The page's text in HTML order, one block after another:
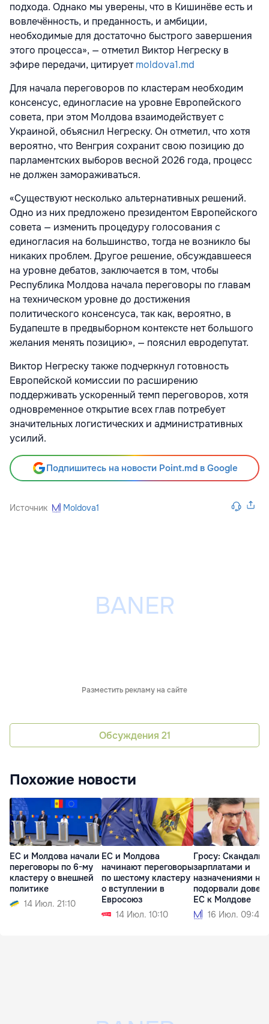
подхода. Однако мы уверены, что в Кишинёве есть и
вовлечённость, и преданность, и амбиции,
необходимые для достаточно быстрого завершения
этого процесса», — отметил Виктор Негреску в
эфире передачи, цитируетmoldova1.md
Для начала переговоров по кластерам необходим
консенсус, единогласие на уровне Европейского
совета, при этом Молдова взаимодействует с
Украиной, объяснил Негреску. Он отметил, что хотя
вероятно, что Венгрия сохранит свою позицию до
парламентских выборов весной 2026 года, процесс
не должен замораживаться.
«Существуют несколько альтернативных решений.
Одно из них предложено президентом Европейского
совета — изменить процедуру голосования с
единогласия на большинство, тогда не возникло бы
никаких проблем. Другое решение, обсуждавшееся
на уровне дебатов, заключается в том, чтобы
Республика Молдова начала переговоры по главам
на техническом уровне до достижения
политического консенсуса, так как, вероятно, в
Будапеште в предвыборном контексте нет большого
желания менять позицию», — пояснил евродепутат.
Виктор Негреску также подчеркнул готовность
Европейской комиссии по расширению
поддерживать ускоренный темп переговоров, хотя
одновременное открытие всех глав потребует
значительных логистических и административных
усилий.
Подпишитесь на новости Point.md в Google
Источник Moldova1
Разместить рекламу на сайте
Обсуждения 21
Похожие новости
ЕС и Молдова начали
переговоры по 6-му
кластеру о внешней
политике
14 Июл. 21:10
ЕС и Молдова
начинают переговоры
по шестому кластеру
о вступлении в
Евросоюз
14 Июл. 10:10
Гросу: Скандалы
зарплатами и
назначениями не
подорвали
ЕС к Молдове
16 Июл. 09:41